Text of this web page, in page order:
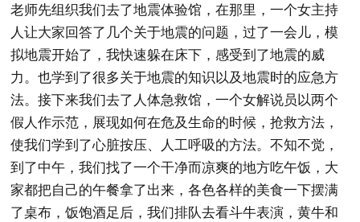
老师先组织我们去了地震体验馆，在那里，一个女主持
人让大家回答了几个关于地震的问题，过了一会儿，模
拟地震开始了，我快速躲在床下，感受到了地震的威
力。也学到了很多关于地震的知识以及地震时的应急方
法。接下来我们去了人体急救馆，一个女解说员以两个
假人作示范，展现如何在危及生命的时候，抢救方法，
使我们学到了心脏按压、人工呼吸的方法。不知不觉，
到了中午，我们找了一个干净而凉爽的地方吃午饭，大
家都把自己的午餐拿了出来，各色各样的美食一下摆满
了桌布，饭饱酒足后，我们排队去看斗牛表演，黄牛和